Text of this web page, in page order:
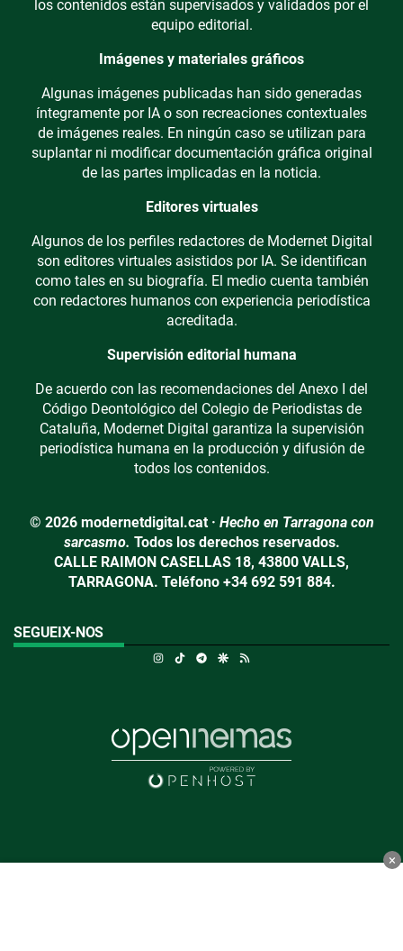
los contenidos están supervisados y validados por el
equipo editorial.
Imágenes y materiales gráficos
Algunas imágenes publicadas han sido generadas
íntegramente por IA o son recreaciones contextuales
de imágenes reales. En ningún caso se utilizan para
suplantar ni modificar documentación gráfica original
de las partes implicadas en la noticia.
Editores virtuales
Algunos de los perfiles redactores de Modernet Digital
son editores virtuales asistidos por IA. Se identifican
como tales en su biografía. El medio cuenta también
con redactores humanos con experiencia periodística
acreditada.
Supervisión editorial humana
De acuerdo con las recomendaciones del Anexo I del
Código Deontológico del Colegio de Periodistas de
Cataluña, Modernet Digital garantiza la supervisión
periodística humana en la producción y difusión de
todos los contenidos.
© 2026 modernetdigital.cat · Hecho en Tarragona con
sarcasmo. Todos los derechos reservados.
CALLE RAIMON CASELLAS 18, 43800 VALLS,
TARRAGONA. Teléfono +34 692 591 884.
SEGUEIX-NOS
Instagram
TikTokTelegramGoogle Discover
×